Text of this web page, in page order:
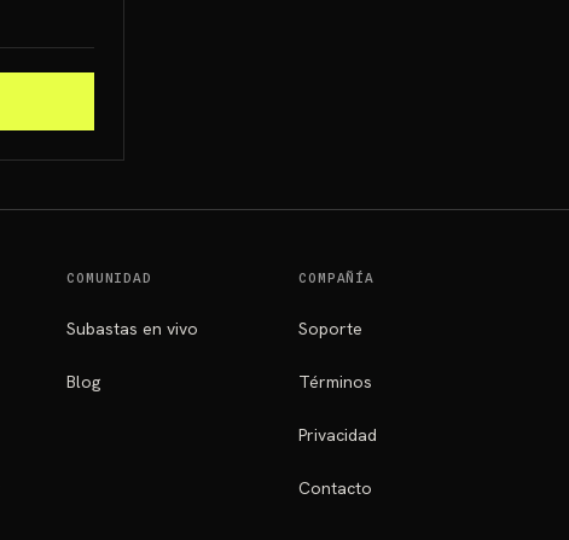
COMUNIDAD
Subastas en vivo
Blog
COMPAÑÍA
Soporte
Términos
Privacidad
Contacto